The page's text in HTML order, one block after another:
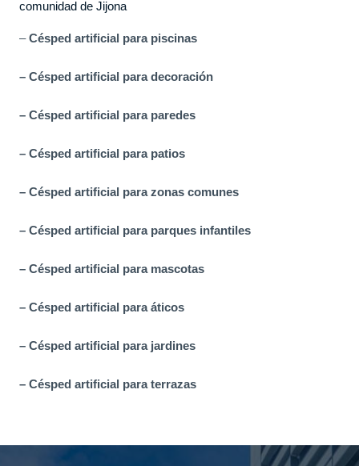
comunidad de Jijona
–Césped artificial para piscinas
– Césped artificial para decoración
– Césped artificial para paredes
– Césped artificial para patios
– Césped artificial para zonas comunes
– Césped artificial para parques infantiles
– Césped artificial para mascotas
– Césped artificial para áticos
– Césped artificial para jardines
– Césped artificial para terrazas